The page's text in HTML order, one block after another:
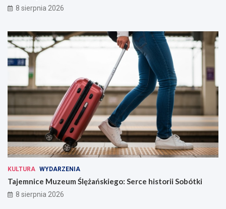
8 sierpnia 2026
KULTURA WYDARZENIA
Tajemnice Muzeum Ślężańskiego: Serce historii Sobótki
8 sierpnia 2026